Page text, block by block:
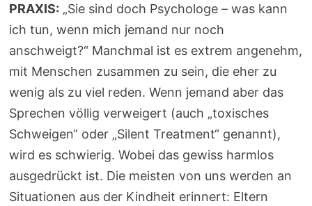
PRAXIS: „Sie sind doch Psychologe – was kann
ich tun, wenn mich jemand nur noch
anschweigt?“ Manchmal ist es extrem angenehm,
mit Menschen zusammen zu sein, die eher zu
wenig als zu viel reden. Wenn jemand aber das
Sprechen völlig verweigert (auch „toxisches
Schweigen“ oder „Silent Treatment“ genannt),
wird es schwierig. Wobei das gewiss harmlos
ausgedrückt ist. Die meisten von uns werden an
Situationen aus der Kindheit erinnert: Eltern